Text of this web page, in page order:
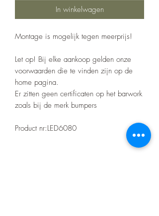
In winkelwagen
Montage is mogelijk tegen meerprijs!
Let op! Bij elke aankoop gelden onze
voorwaarden die te vinden zijn op de
home pagina.
Er zitten geen certificaten op het barwork
zoals bij de merk bumpers
Product nr:LED6080